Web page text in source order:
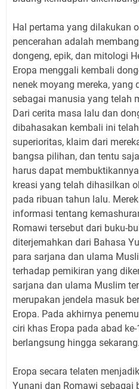
Hal pertama yang dilakukan
pencerahan adalah
dongeng, epik, dan mitologi
Eropa menggali kembali
nenek moyang mereka, yang
sebagai manusia yang telah
Dari cerita masa lalu dan
dibahasakan kembali ini
superioritas, klaim dari
bangsa pilihan, dan tentu
harus dapat
kreasi yang telah dihasilkan
pada ribuan tahun lalu.
informasi tentang
Romawi tersebut dari buku-
diterjemahkan dari Bahasa
para sarjana dan ulama
terhadap pemikiran yang
sarjana dan ulama Muslim
merupakan jendela masuk
Eropa. Pada akhirnya
ciri khas Eropa pada abad
berlangsung hingga sekarang.
Eropa secara telaten
Yunani dan Romawi sebagai